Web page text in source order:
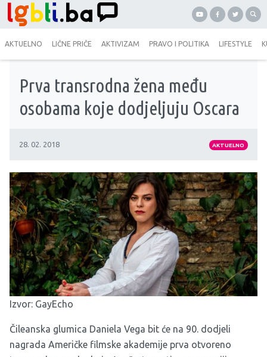
AKTUELNO LIČNE PRIČE AKTIVIZAM PRAVO I POLITIKA LIFESTYLE
Prva transrodna žena među
osobama koje dodjeljuju Oscara
28. 02. 2018 AKTUELNO
Izvor: GayEcho
Čileanska glumica Daniela Vega bit će na 90. dodjeli
nagrada Američke filmske akademije prva otvoreno